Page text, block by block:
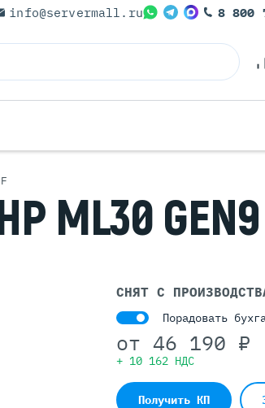
Бренды
Серверы Lenovo
Серверы SUPERMICRO
Серверы GIGABYTE
Серверы Huawei Atlas
info@servermall.ru 8 800
ML30
СНЯТ С
Порадовать
от 46 190 ₽
+ 10 162 НДС
Получить КП